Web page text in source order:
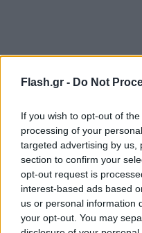
Flash.gr - Do Not
If you wish to opt-out of
processing of your
targeted advertising by us,
section to confirm your
opt-out request is
interest-based ads based
us or personal information
your opt-out. You may